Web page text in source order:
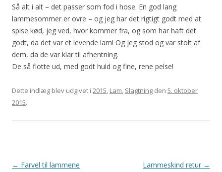
Så alt i alt – det passer som fod i hose. En god lang
lammesommer er ovre – og jeg har det rigtigt godt med at
spise kød, jeg ved, hvor kommer fra, og som har haft det
godt, da det var et levende lam! Og jeg stod og var stolt af
dem, da de var klar til afhentning.
De så flotte ud, med godt huld og fine, rene pelse!
Dette indlæg blev udgivet i 2015, Lam, Slagtning den 5. oktober
2015.
Indlægsnavigation
← Farvel til lammene Lammeskind retur →